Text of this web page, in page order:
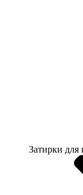
Затирки для